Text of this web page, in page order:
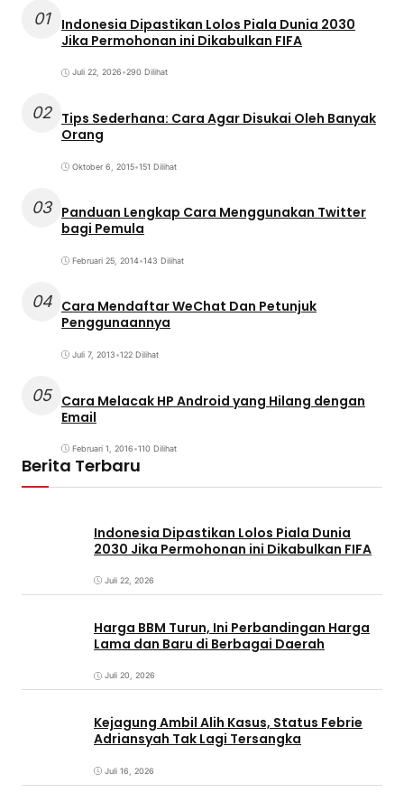
01
Indonesia Dipastikan Lolos Piala Dunia 2030
Jika Permohonan ini Dikabulkan FIFA
Juli 22, 2026•290 Dilihat
02 Tips Sederhana: Cara Agar Disukai Oleh Banyak
Orang
Oktober 6, 2015•151 Dilihat
03 Panduan Lengkap Cara Menggunakan Twitter
bagi Pemula
Februari 25, 2014•143 Dilihat
04 Cara Mendaftar WeChat Dan Petunjuk
Penggunaannya
Juli 7, 2013•122 Dilihat
05 Cara Melacak HP Android yang Hilang dengan
Email
Februari 1, 2016•110 Dilihat
Berita Terbaru
Indonesia Dipastikan Lolos Piala Dunia
2030 Jika Permohonan ini Dikabulkan FIFA
Juli 22, 2026
Harga BBM Turun, Ini Perbandingan Harga
Lama dan Baru di Berbagai Daerah
Juli 20, 2026
Kejagung Ambil Alih Kasus, Status Febrie
Adriansyah Tak Lagi Tersangka
Juli 16, 2026